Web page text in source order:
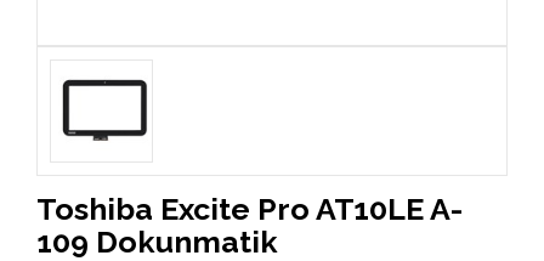
Toshiba Excite Pro AT10LE A-
109 Dokunmatik